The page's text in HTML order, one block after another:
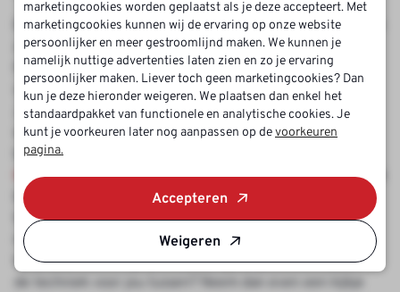
Ben jij op zoek naarde perfecte baan in de techniek
zit je hier aan het juiste adres. Gebruik de
filtermogelijkheden om zo eenvoudig mogelijk de
vacature installatietechniek te vinden die bij jou past!
Jouw wensen staan immers centraal. Zowel
werktuigbouwkundige als elektrotechnische installaties
behoren tot onze expertise en je vindt onze
installatietechniekdan ook in alle vormen en maten. Denk
bijvoorbeeld aan functies als calculator, contractmanager,
tekenaar, werkvoorbereider, monteur W-installaties,
monteur E-installaties, project engineer of technisch
beheerder. Zit er op dit moment geen passende banen in
marketingcookies worden geplaatst als je deze accepteert. Met
marketingcookies kunnen wij de ervaring op onze website
persoonlijker en meer gestroomlijnd maken. We kunnen je
namelijk nuttige advertenties laten zien en zo je ervaring
persoonlijker maken. Liever toch geen marketingcookies? Dan
kun je deze hieronder weigeren. We plaatsen dan enkel het
standaardpakket van functionele en analytische cookies. Je
kunt je voorkeuren later nog aanpassen op devoorkeuren
pagina.
Accepteren
Weigeren